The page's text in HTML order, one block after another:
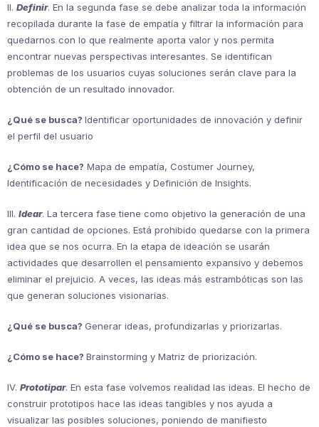
II. Definir. En la segunda fase se debe analizar toda la información
recopilada durante la fase de empatía y filtrar la información para
quedarnos con lo que realmente aporta valor y nos permita
encontrar nuevas perspectivas interesantes. Se identifican
problemas de los usuarios cuyas soluciones serán clave para la
obtención de un resultado innovador.
¿Qué se busca? Identificar oportunidades de innovación y definir
el perfil del usuario
¿Cómo se hace? Mapa de empatía, Costumer Journey,
Identificación de necesidades y Definición de Insights.
III. Idear. La tercera fase tiene como objetivo la generación de una
gran cantidad de opciones. Está prohibido quedarse con la primera
idea que se nos ocurra. En la etapa de ideación se usarán
actividades que desarrollen el pensamiento expansivo y debemos
eliminar el prejuicio. A veces, las ideas más estrambóticas son las
que generan soluciones visionarias.
¿Qué se busca? Generar ideas, profundizarlas y priorizarlas.
¿Cómo se hace? Brainstorming y Matriz de priorización.
IV. Prototipar. En esta fase volvemos realidad las ideas. El hecho de
construir prototipos hace las ideas tangibles y nos ayuda a
visualizar las posibles soluciones, poniendo de manifiesto